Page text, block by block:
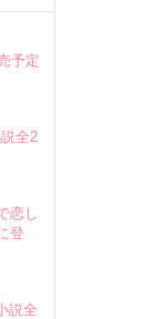
予定
全2
恋し
登
説全